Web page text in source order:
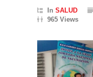
In SALUD
965 Views